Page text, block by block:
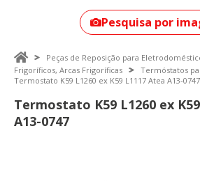
Pesquisa por
Peças de Reposição para
Frigoríficos, Arcas Frigoríficas
Termóstatos
Termostato K59 L1260 ex K59 L1117 Atea A13-0747
Termostato K59 L1260 ex
A13-0747